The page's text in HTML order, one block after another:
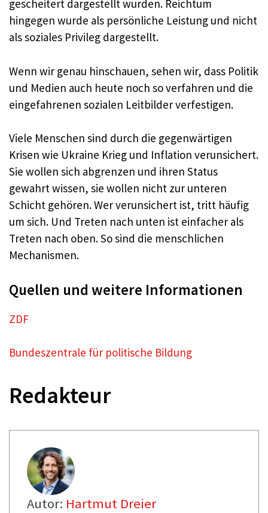
gescheitert dargestellt wurden. Reichtum
hingegen wurde als persönliche Leistung und nicht
als soziales Privileg dargestellt.
Wenn wir genau hinschauen, sehen wir, dass Politik
und Medien auch heute noch so verfahren und die
eingefahrenen sozialen Leitbilder verfestigen.
Viele Menschen sind durch die gegenwärtigen
Krisen wie Ukraine Krieg und Inflation verunsichert.
Sie wollen sich abgrenzen und ihren Status
gewahrt wissen, sie wollen nicht zur unteren
Schicht gehören. Wer verunsichert ist, tritt häufig
um sich. Und Treten nach unten ist einfacher als
Treten nach oben. So sind die menschlichen
Mechanismen.
Quellen und weitere Informationen
ZDF
Bundeszentrale für politische Bildung
Redakteur
Autor: Hartmut Dreier